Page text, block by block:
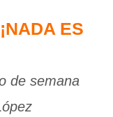
ES
de semana